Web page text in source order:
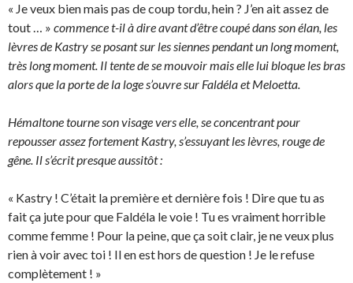
« Je veux bien mais pas de coup tordu, hein ? J’en ait assez de
tout … » commence t-il à dire avant d’être coupé dans son élan, les
lèvres de Kastry se posant sur les siennes pendant un long moment,
très long moment. Il tente de se mouvoir mais elle lui bloque les bras
alors que la porte de la loge s’ouvre sur Faldéla et Meloetta.
Hémaltone tourne son visage vers elle, se concentrant pour
repousser assez fortement Kastry, s’essuyant les lèvres, rouge de
gêne. Il s’écrit presque aussitôt :
« Kastry ! C’était la première et dernière fois ! Dire que tu as
fait ça jute pour que Faldéla le voie ! Tu es vraiment horrible
comme femme ! Pour la peine, que ça soit clair, je ne veux plus
rien à voir avec toi ! Il en est hors de question ! Je le refuse
complètement ! »